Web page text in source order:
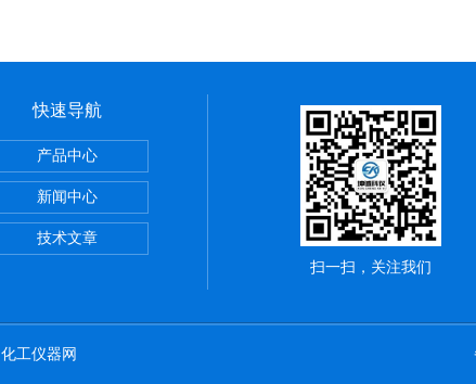
快速导航
产品中心
新闻中心
技术文章
扫一扫，关注我们
化工仪器网